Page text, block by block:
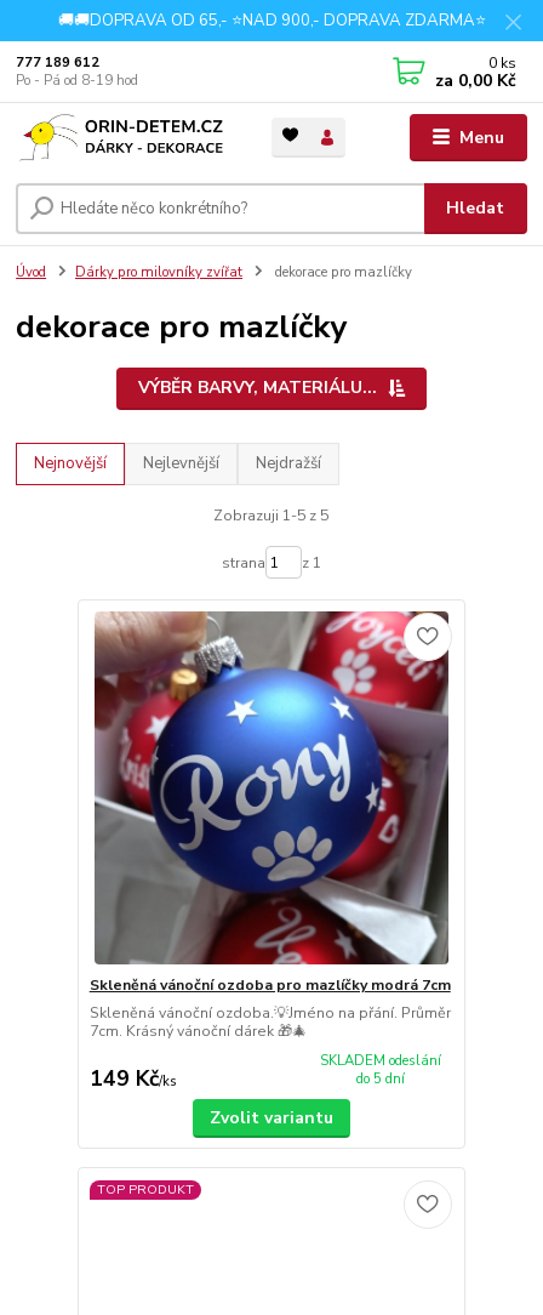
🚚🚚DOPRAVA OD 65,- ⭐NAD 900,- DOPRAVA ZDARMA⭐
Menu
Hledat
777 189 612
Po - Pá od 8-19 hod
0 ks
za 0,00 Kč
Úvod Dárky pro milovníky zvířat dekorace pro mazlíčky
dekorace pro mazlíčky
VÝBĚR BARVY, MATERIÁLU...
Nejnovější Nejlevnější Nejdražší
Zobrazuji 1-5 z 5
strana z 1
Skleněná vánoční ozdoba pro mazlíčky modrá 7cm
Skleněná vánoční ozdoba.💡Jméno na přání. Průměr
7cm. Krásný vánoční dárek 🎁🎄
149 Kč/ks
SKLADEM odeslání
do 5 dní
Zvolit variantu
TOP PRODUKT